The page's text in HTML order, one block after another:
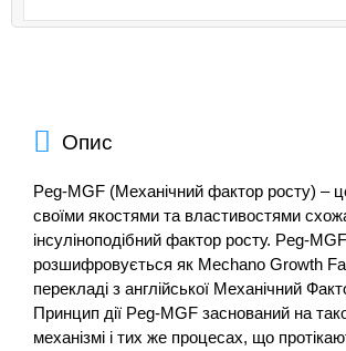
Опис
Peg-MGF (Механічний фактор росту) –
своїми якостями та властивостями
інсуліноподібний фактор росту. Peg-MGF
розшифровується як Mechano Growth
перекладі з англійської Механічний
Принцип дії Peg-MGF заснований на
механізмі і тих же процесах, що